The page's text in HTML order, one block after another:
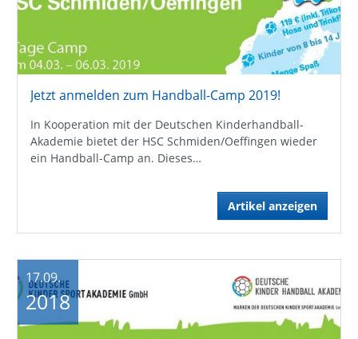
Jetzt anmelden zum Handball-Camp 2019!
In Kooperation mit der Deutschen Kinderhandball-
Akademie bietet der HSC Schmiden/Oeffingen wieder
ein Handball-Camp an. Dieses…
Artikel anzeigen
17.09.
2018